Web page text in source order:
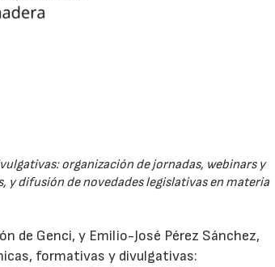
organización de jornadas, webinars y
difusión de novedades legislativas en materia
de Genci, y Emilio-José Pérez Sánchez,
formativas y divulgativas: